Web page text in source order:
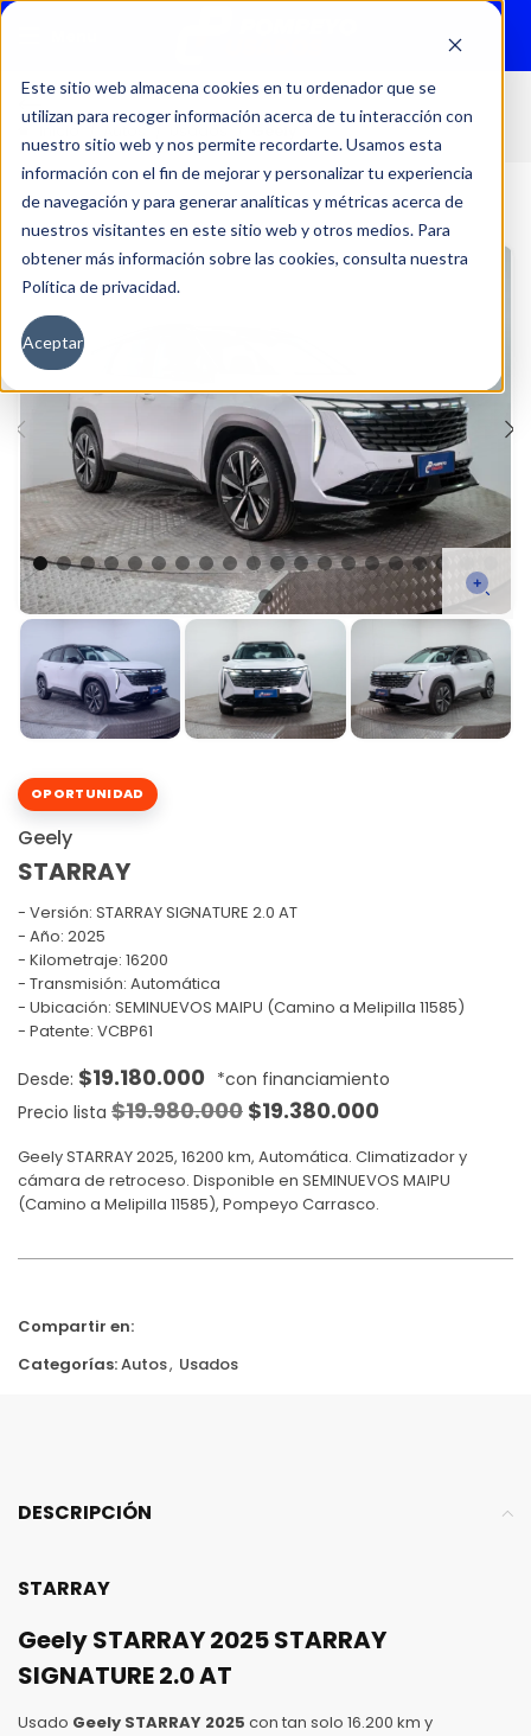
Este sitio web almacena cookies en tu ordenador que se
utilizan para recoger información acerca de tu interacción con
nuestro sitio web y nos permite recordarte. Usamos esta
información con el fin de mejorar y personalizar tu experiencia
de navegación y para generar analíticas y métricas acerca de
nuestros visitantes en este sitio web y otros medios. Para
obtener más información sobre las cookies, consulta nuestra
Política de privacidad.
Aceptar
Inicio Autos
OPORTUNIDAD
Geely
STARRAY
Versión: STARRAY SIGNATURE 2.0 AT
Año: 2025
Kilometraje: 16200
Transmisión: Automática
Ubicación: SEMINUEVOS MAIPU (Camino a Melipilla 11585)
Patente: VCBP61
$19.180.000
Precio lista $19.980.000 $19.380.000
Geely STARRAY 2025, 16200 km, Automática. Climatizador y
cámara de retroceso. Disponible en SEMINUEVOS MAIPU
(Camino a Melipilla 11585), Pompeyo Carrasco.
Compartir en:
Categorías:Autos, Usados
DESCRIPCIÓN
STARRAY
Geely STARRAY 2025 STARRAY
SIGNATURE 2.0 AT
Usado Geely STARRAY 2025 con tan solo 16.200 km y